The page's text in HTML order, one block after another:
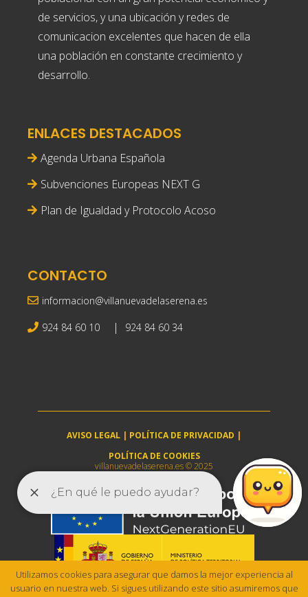
de servicios, y una ubicación y redes de
comunicacion excelentes que hacen de ella
una población en constante crecimiento y
desarrollo.
ENLACES DESTACADOS
Agenda Urbana Española
Subvenciones Europeas NEXT G
Plan de Igualdad y Protocolo Acoso
CONTACTO
informacion@villanuevadelaserena.es
924 84 60 10 | 924 84 60 34
AVISO LEGAL | POLÍTICA DE PRIVACIDAD |
POLÍTICA DE COOKIES
villanuevadelaserena.es © 2025
Utilizamos cookies para asegurar que damos la mejor experiencia al
usuario en nuestra web. Si sigues utilizando este sitio asumiremos que